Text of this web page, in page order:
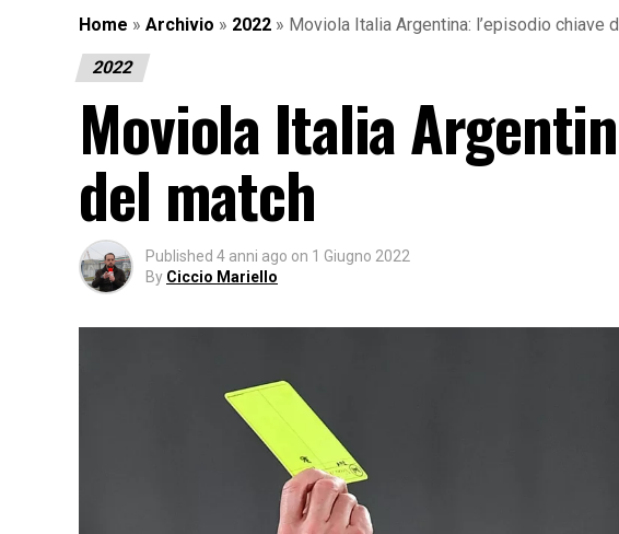
Home » Archivio » 2022 » Moviola Italia Argentina: l’episodio chiave
2022
Moviola Italia
del match
Published 4 anni ago on 1 Giugno 2022
By Ciccio Mariello